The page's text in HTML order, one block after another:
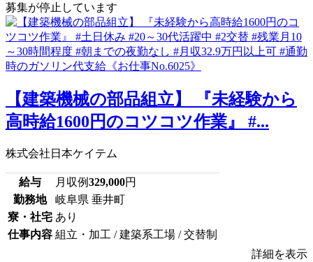
募集が停止しています
【建築機械の部品組立】 『未経験から
高時給1600円のコツコツ作業』 #...
株式会社日本ケイテム
給与 月収例329,000円
勤務地
岐阜県 垂井町
寮・社宅 あり
仕事内容 組立・加工 / 建築系工場 / 交替制
詳細を表示